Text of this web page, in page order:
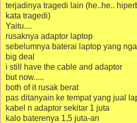
terjadinya tragedi lain (he..he..
kata tragedi)
Yaitu....
rusaknya adaptor laptop
sebelumnya baterai laptop yang
big deal
i still have the cable and adaptor
but now.....
both of it rusak berat
pas ditanyain ke tempat yang jual
kabel n adaptor sekitar 1 juta
kalo baterenya 1,5 juta-an